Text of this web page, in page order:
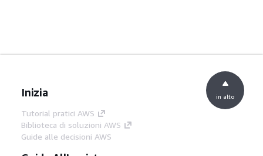
Inizia
Tutorial pratici AWS
Biblioteca di soluzioni AWS
Guide alle decisioni AWS
in alto